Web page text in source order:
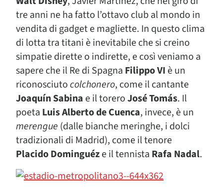
tre anni ne ha fatto l’ottavo club al mondo in
vendita di gadget e magliette. In questo clima
di lotta tra titani è inevitabile che si creino
simpatie dirette o indirette, e così veniamo a
sapere che il Re di Spagna Filippo VI è un
riconosciutocolchonero, come il cantante
Joaquín Sabina e il toreroJosé Tomás. Il
poeta Luis Alberto de Cuenca, invece, è un
merengue (dalle bianche meringhe, i dolci
tradizionali di Madrid), come il tenore
Placido Dominguéze il tennista Rafa Nadal.